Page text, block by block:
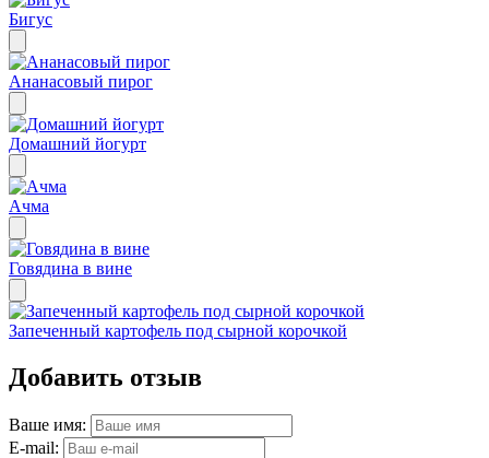
Бигус
Ананасовый пирог
Домашний йогурт
Ачма
Говядина в вине
Запеченный картофель под сырной корочкой
Добавить отзыв
Ваше имя:
E-mail: